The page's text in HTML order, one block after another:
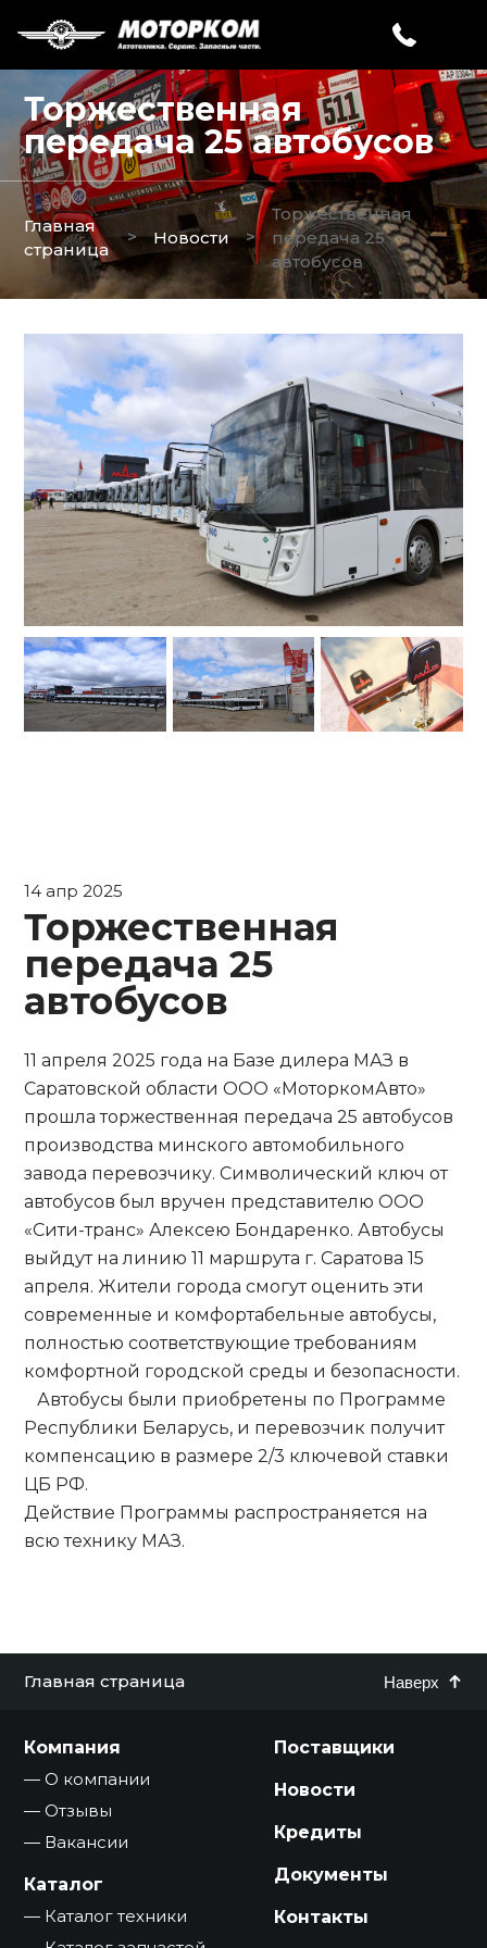
Торжественная
передача 25 автобусов
Главная
страница
> Новости >
Торжественная
передача 25
автобусов
14 апр 2025
Торжественная
передача 25
автобусов
11 апреля 2025 года на Базе дилера МАЗ в
Саратовской области ООО «МоторкомАвто»
прошла торжественная передача 25 автобусов
производства минского автомобильного
завода перевозчику. Символический ключ от
автобусов был вручен представителю ООО
«Сити-транс» Алексею Бондаренко. Автобусы
выйдут на линию 11 маршрута г. Саратова 15
апреля. Жители города смогут оценить эти
современные и комфортабельные автобусы,
полностью соответствующие требованиям
комфортной городской среды и безопасности.
Автобусы были приобретены по Программе
Республики Беларусь, и перевозчик получит
компенсацию в размере 2/3 ключевой ставки
ЦБ РФ.
Действие Программы распространяется на
всю технику МАЗ.
Главная страница Наверх
Компания
О компании
Отзывы
Вакансии
Каталог
Каталог техники
Поставщики
Новости
Кредиты
Документы
Контакты